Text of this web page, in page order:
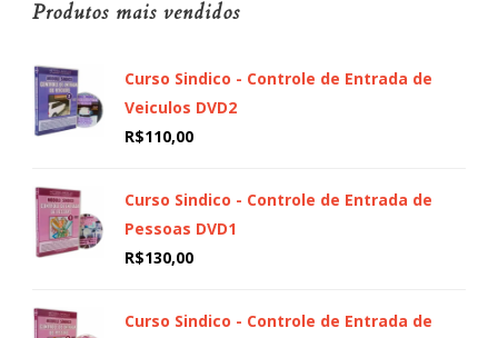
Produtos mais vendidos
Curso Sindico - Controle de Entrada de
Veiculos DVD2
R$110,00
Curso Sindico - Controle de Entrada de
Pessoas DVD1
R$130,00
Curso Sindico - Controle de Entrada de